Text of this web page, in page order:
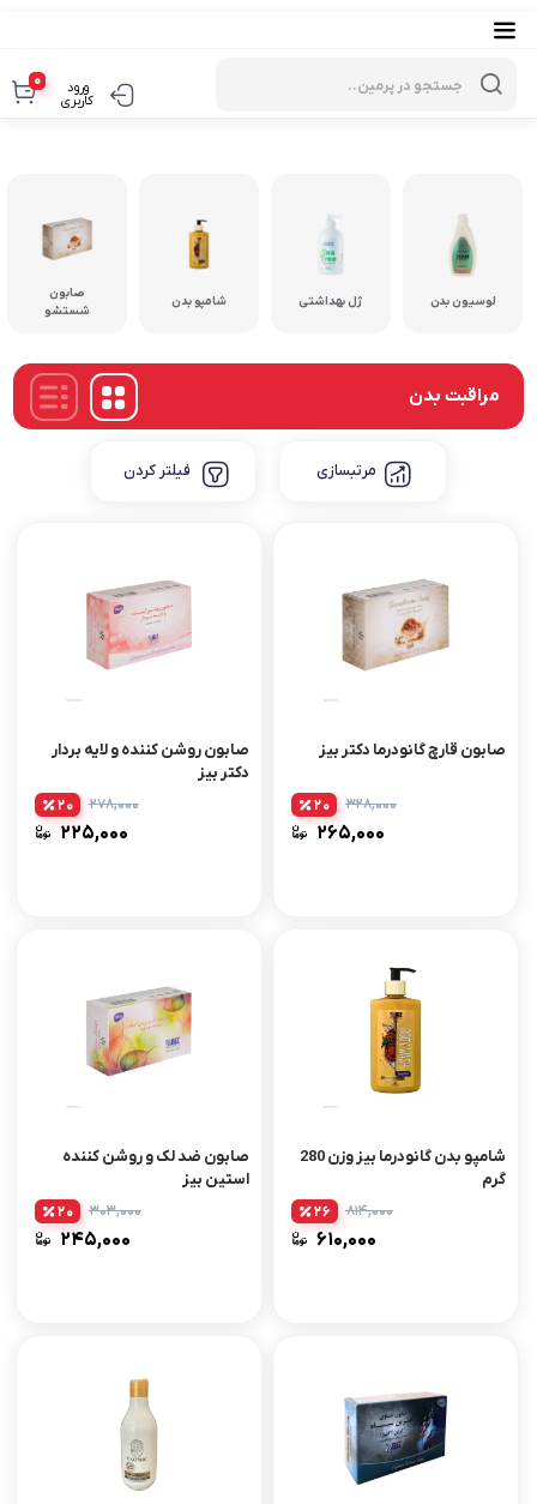
ورود
کاربری
0
لوسیون بدن ژل بهداشتی شامپو بدن
صابون
شستشو
مراقبت بدن
مرتبسازی فیلتر کردن
صابون قارچ گانودرما دکتر بیز
۳۲۸,۰۰۰
۲۶۵,۰۰۰
20
صابون روشن کننده و لایه بردار
دکتر بیز
۲۷۸,۰۰۰
۲۲۵,۰۰۰
20
شامپو بدن گانودرما بیز وزن 280
گرم
۸۱۴,۰۰۰
۶۱۰,۰۰۰
26
صابون ضد لک و روشن کننده
استین بیز
۳۰۳,۰۰۰
۲۴۵,۰۰۰
20